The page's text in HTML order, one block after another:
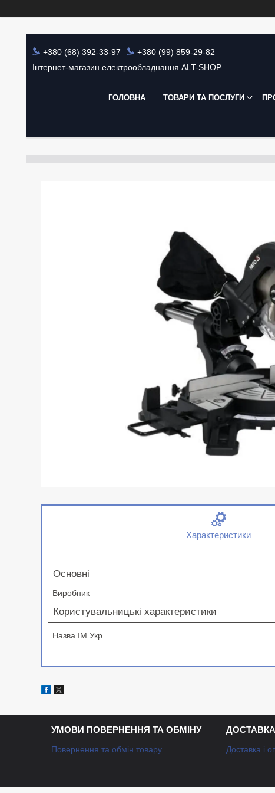
+380 (68) 392-33-97
+380 (99) 859-29-82
Інтернет-магазин електрообладнання ALT-SHOP
ГОЛОВНА ТОВАРИ ТА ПОСЛУГИ
Характеристики
Основні
Виробник
Користувальницькі характеристики
Назва ІМ Укр
УМОВИ ПОВЕРНЕННЯ ТА ОБМІНУ
Повернення та обмін товару Доставка і